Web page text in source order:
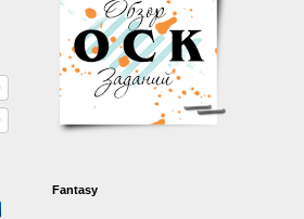
Fantasy